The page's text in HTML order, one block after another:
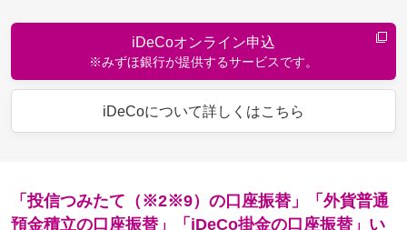
iDeCoオンライン申込
※みずほ銀行が提供するサービスです。
iDeCoについて詳しくはこちら
「投信つみたて（※2※9）の口座振替」「外貨普通
預金積立の口座振替」「iDeCo掛金の口座振替」い